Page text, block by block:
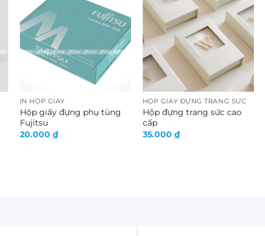
IN HỘP GIẤY
Hộp giấy đựng phụ tùng
Fujitsu
20.000 ₫
HỘP GIẤY ĐỰNG TRANG SỨC
Hộp đựng trang sức cao
cấp
35.000 ₫